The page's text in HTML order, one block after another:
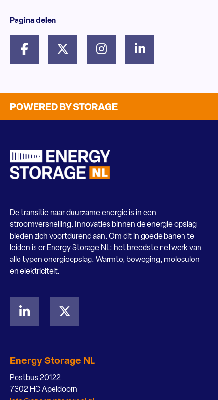
Pagina delen
POWERED BY STORAGE
De transitie naar duurzame energie is in een
stroomversnelling. Innovaties binnen de energie opslag
bieden zich voortdurend aan. Om dit in goede banen te
leiden is er Energy Storage NL: het breedste netwerk van
alle typen energieopslag. Warmte, beweging, moleculen
en elektriciteit.
Energy Storage NL
Postbus 20122
7302 HC Apeldoorn